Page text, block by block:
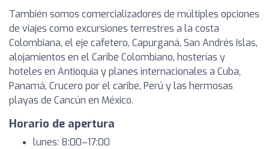
También somos comercializadores de múltiples opciones
de viajes como excursiones terrestres a la costa
Colombiana, el eje cafetero, Capurganá, San Andrés Islas,
alojamientos en el Caribe Colombiano, hosterías y
hoteles en Antioquia y planes internacionales a Cuba,
Panamá, Crucero por el caribe, Perú y las hermosas
playas de Cancún en México.
Horario de apertura
lunes: 8:00–17:00